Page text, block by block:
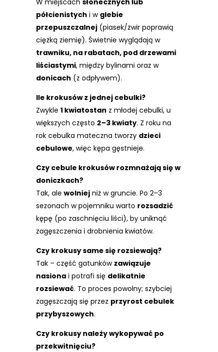
W miejscach słonecznych lub
półcienistych i w glebie
przepuszczalnej (piasek/żwir poprawią
ciężką ziemię). Świetnie wyglądają w
trawniku, na rabatach, pod drzewami
liściastymi, między bylinami oraz w
donicach (z odpływem).
Ile krokusów z jednej cebulki?
Zwykle 1 kwiatostan z młodej cebulki, u
większych często 2–3 kwiaty. Z roku na
rok cebulka mateczna tworzy dzieci
cebulowe, więc kępa gęstnieje.
Czy cebule krokusów rozmnażają się w
doniczkach?
Tak, ale wolniej niż w gruncie. Po 2–3
sezonach w pojemniku warto rozsadzić
kępę (po zaschnięciu liści), by uniknąć
zagęszczenia i drobnienia kwiatów.
Czy krokusy same się rozsiewają?
Tak – część gatunków zawiązuje
nasiona i potrafi się delikatnie
rozsiewać. To proces powolny; szybciej
zagęszczają się przez przyrost cebulek
przybyszowych.
Czy krokusy należy wykopywać po
przekwitnięciu?